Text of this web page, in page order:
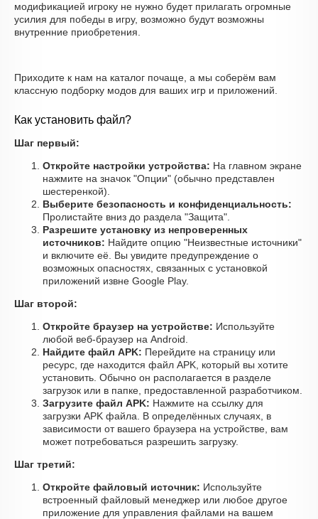
модификацией игроку не нужно будет прилагать огромные
усилия для победы в игру, возможно будут возможны
внутренние приобретения.
Приходите к нам на каталог почаще, а мы соберём вам
классную подборку модов для ваших игр и приложений.
Как установить файл?
Шаг первый:
Откройте настройки устройства: На главном экране
нажмите на значок "Опции" (обычно представлен
шестеренкой).
Выберите безопасность и конфиденциальность:
Пролистайте вниз до раздела "Защита".
Разрешите установку из непроверенных
источников: Найдите опцию "Неизвестные источники"
и включите её. Вы увидите предупреждение о
возможных опасностях, связанных с установкой
приложений извне Google Play.
Шаг второй:
Откройте браузер на устройстве: Используйте
любой веб-браузер на Android.
Найдите файл APK: Перейдите на страницу или
ресурс, где находится файл APK, который вы хотите
установить. Обычно он располагается в разделе
загрузок или в папке, предоставленной разработчиком.
Загрузите файл APK: Нажмите на ссылку для
загрузки APK файла. В определённых случаях, в
зависимости от вашего браузера на устройстве, вам
может потребоваться разрешить загрузку.
Шаг третий:
Откройте файловый источник: Используйте
встроенный файловый менеджер или любое другое
приложение для управления файлами на вашем